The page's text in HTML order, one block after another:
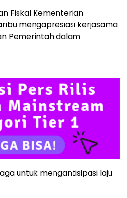
Fiskal Kementerian
mengapresiasi kerjasama
Pemerintah dalam
untuk mengantisipasi laju